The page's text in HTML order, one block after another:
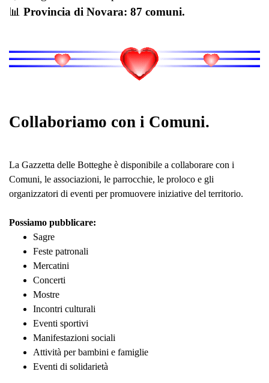
📊 Provincia di Novara: 87 comuni.
Collaboriamo con i Comuni.
La Gazzetta delle Botteghe è disponibile a collaborare con i
Comuni, le associazioni, le parrocchie, le proloco e gli
organizzatori di eventi per promuovere iniziative del territorio.
Possiamo pubblicare:
Sagre
Feste patronali
Mercatini
Concerti
Mostre
Incontri culturali
Eventi sportivi
Manifestazioni sociali
Attività per bambini e famiglie
Eventi di solidarietà